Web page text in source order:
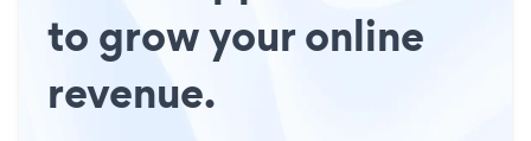
to grow your online
revenue.